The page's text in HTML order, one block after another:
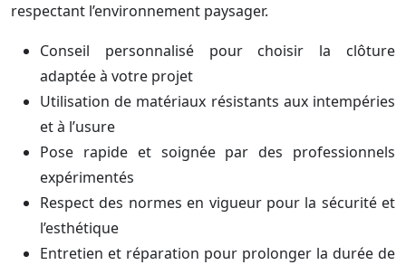
respectant l’environnement paysager.
Conseil personnalisé pour choisir la clôture
adaptée à votre projet
Utilisation de matériaux résistants aux intempéries
et à l’usure
Pose rapide et soignée par des professionnels
expérimentés
Respect des normes en vigueur pour la sécurité et
l’esthétique
Entretien et réparation pour prolonger la durée de